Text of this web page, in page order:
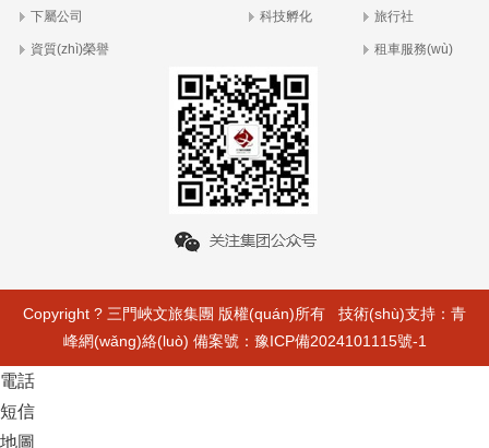
下屬公司
資質(zhì)榮譽
科技孵化 旅行社
租車服務(wù)
Copyright ? 三門峽文旅集團 版權(quán)所有 技術(shù)支持： 青
峰網(wǎng)絡(luò) 備案號： 豫ICP備2024101115號-1
電話
短信
地圖